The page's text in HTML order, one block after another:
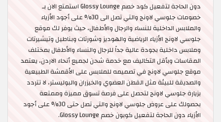
دون الحاجة لتفعيل كود خصم Glossy Lounge استمتع الان بـ
خصومات جلوسي لاونج والتي تصل الى 30% على أجود الأزياء
والملابس الداخلية للنساء والرجال والأطفال، حيث يوفر لك موقع
جلوسي لاونج الأزياء الرياضية والهوديز وشورتات وبناطيل وتيشيرتات
وملابس داخلية بجودة عالية جداً للرجال والنساء والأطفال بمختلف
المقاسات وبأقل التكاليف مع خدمة شحن لجميع أنحاء الاردن، يعتمد
موقع جلوسي لاونج في تصميمه للملابس على الأقمشة الطبيعية
والصديقة للبيئة مثل القطن العضوي والخيزران والبوليستر، لا تتردد
بزيارة جلوسي لاونج لتحصل على فرصة تسوق مميزة وممتعة
بحصولك على عروض جلوسي لاونج والتي تصل حتى 30% على أجود
الأزياء دون الحاجة لتفعيل كوبون خصم Glossy Lounge.